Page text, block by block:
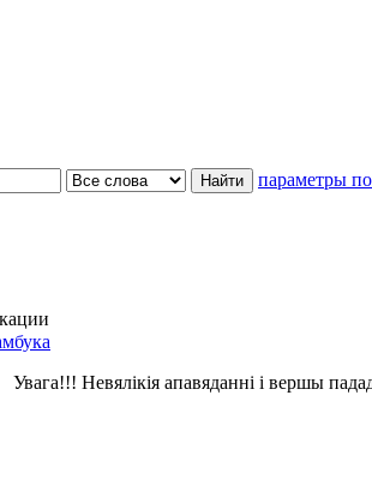
параметры
Увага!!! Невялікія апавяданні і вершы